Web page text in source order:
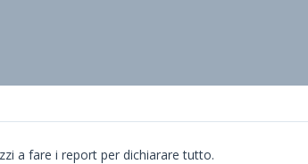
a fare i report per dichiarare tutto.